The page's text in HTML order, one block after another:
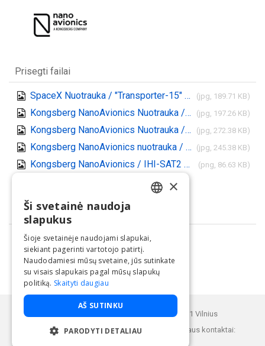
Prisegti failai
SpaceX Nuotrauka / "Transporter-15" pakilimas (jpg, 189.71 KB)
Kongsberg NanoAvionics Nuotrauka / IHI-SAT2 Palydovas (jpg, 197.26 KB)
Kongsberg NanoAvionics Nuotrauka / Atle Wøllo, Kongsberg NanoAvionics generalinis direktorius (jpg, 272.38 KB)
Kongsberg NanoAvionics nuotrauka / IHI-SAT2 hiperspektrinės kameros testavimas (jpg, 245.38 KB)
Kongsberg NanoAvionics / IHI-SAT2 misijos emblema (png, 86.63 KB)
Dalintis
Paslaugą teikia UAB "BNS".
Buveinės adresas: Kęstučio g. 25, LT-08121 Vilnius
BNS Spaudos centro klientų aptarnavimo skyriaus kontaktai:
×
Ši svetainė naudoja
slapukus
Šioje svetainėje naudojami slapukai,
siekiant pagerinti vartotojo patirtį.
Naudodamiesi mūsų svetaine, jūs sutinkate
su visais slapukais pagal mūsų slapukų
politiką. Skaityti daugiau
AŠ SUTINKU
PARODYTI DETALIAU